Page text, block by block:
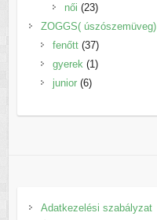
termék
női 2323
termék
ZOGGS( úszószemüveg)
fenőtt 3737
termék
gyerek 11
junior 66
Adatkezelési szabályzat